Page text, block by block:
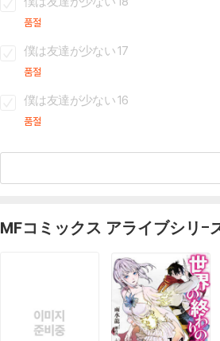
품절
僕は友達が少ない 17
품절
僕は友達が少ない 16
품절
MFコミックス アライブシリ-